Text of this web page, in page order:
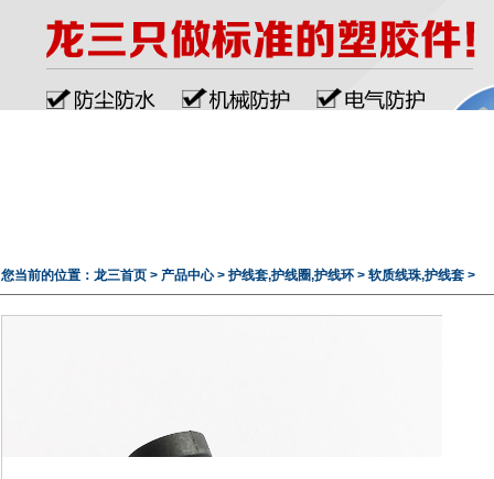
您当前的位置： 龙三首页 > 产品中心> 护线套,护线圈,护线环 > 软质线珠,护线套 >